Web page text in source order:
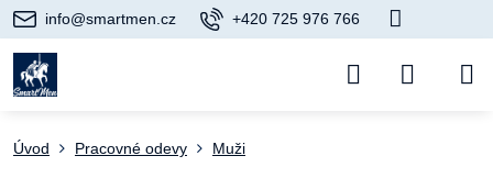
info@smartmen.cz +420 725 976 766
Úvod Pracovné odevy Muži